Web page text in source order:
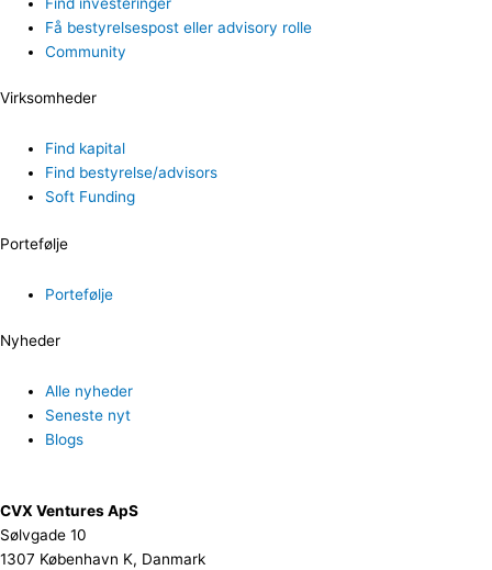
Få bestyrelsespost eller advisory rolle
Community
Virksomheder
Find kapital
Find bestyrelse/advisors
Soft Funding
Portefølje
Portefølje
Nyheder
Alle nyheder
Seneste nyt
Blogs
CVX Ventures ApS
Sølvgade 10
1307 København K, Danmark